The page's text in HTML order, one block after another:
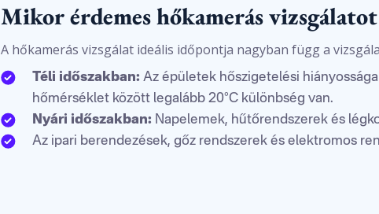
Mikor érdemes hőkamerás
A hőkamerás vizsgálat ideális időpontja nagyban függ a
Téli időszakban: Az épületek hőszigetelési
hőmérséklet között legalább 20°C különbség van.
Nyári időszakban: Napelemek, hűtőrendszerek és
Az ipari berendezések, gőz rendszerek és elektromos